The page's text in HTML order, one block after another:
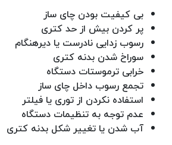
بی کیفیت بودن چای ساز
پر کردن بیش از حد کتری
رسوب زدایی نادرست یا دیرهنگام
سوراخ شدن بدنه کتری
خرابی ترموستات دستگاه
تجمع رسوب داخل چای ساز
استفاده نکردن از توری یا فیلتر
عدم توجه به تنظیمات دستگاه
آب شدن یا تغییر شکل بدنه کتری